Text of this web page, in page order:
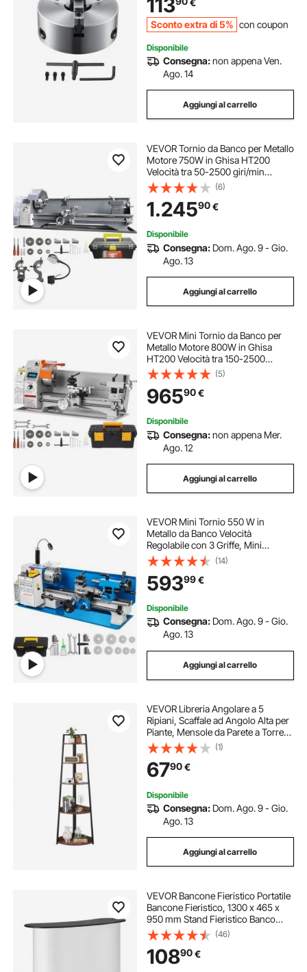
85mm, Mandrino Autocentrante
per Tornio 200mm
113
Sconto extra di 5% con coupon
Disponibile
Consegna:non appena Ven.
Ago. 14
Aggiungi al carrello
VEVOR Tornio da Banco per Metallo
Motore 750W in Ghisa HT200
Velocità tra 50-2500 giri/min
Variazione Costante, Tornio
Elettrico per Metalli 120 x 34 x 36
cm Cono Mandrino MT5 Diametro
Mandrino 125mm
(6)
1.24590€
Disponibile
Consegna: Dom. Ago. 9 - Gio.
Ago. 13
Aggiungi al carrello
VEVOR Mini Tornio da Banco per
Metallo Motore 800W in Ghisa
HT200 Velocità tra 150-2500
giri/min Variazione Costante, Mini
Tornio per Metalli 80 x 34 x 36 cm
Cono Mandrino MT5 Diametro
Mandrino 100mm
(5)
96590€
Disponibile
Consegna:non appena Mer.
Ago. 12
Aggiungi al carrello
VEVOR Mini Tornio 550 W in
Metallo da Banco Velocità
Regolabile con 3 Griffe, Mini
Macchina di Tornio da Tavolo per
Lavorazione di Modello 77 x 21,7 x
29,7cm, Tornio per Metallo con
Graffe
(14)
59399€
Disponibile
Consegna: Dom. Ago. 9 - Gio.
Ago. 13
Aggiungi al carrello
VEVOR Libreria Angolare a 5
Ripiani, Scaffale ad Angolo Alta per
Piante, Mensole da Parete a Torre
con Struttura in Metallo e Ripiani in
Legno, per Camera da Letto,
Soggiorno, Ufficio
(1)
6790€
Disponibile
Consegna: Dom. Ago. 9 - Gio.
Ago. 13
Aggiungi al carrello
VEVOR Bancone Fieristico Portatile
Bancone Fieristico, 1300 x 465 x
950 mm Stand Fieristico Banco
Espositivo, Tavolo da Bar
Pieghevole Promozionale al
Dettaglio, Podio Pop-up con
Ripiano
(46)
10890€